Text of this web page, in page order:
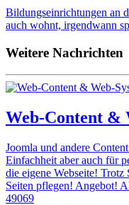
Bildungseinrichtungen an
auch wohnt, irgendwann
Weitere Nachrichten
Web-Content &
Joomla und andere
Einfachheit aber auch für
die eigene Webseite!
Seiten pflegen! Angebot!
49069